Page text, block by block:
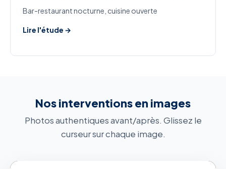
Bar-restaurant nocturne, cuisine ouverte
Lire l'étude →
Nos interventions en images
Photos authentiques avant/après. Glissez le
curseur sur chaque image.